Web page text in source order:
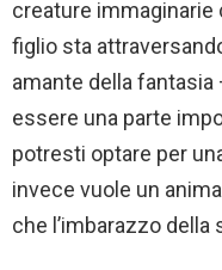
creature immaginarie
figlio sta
amante della fantasia
essere una parte
potresti optare per
invece vuole un
che l’imbarazzo della